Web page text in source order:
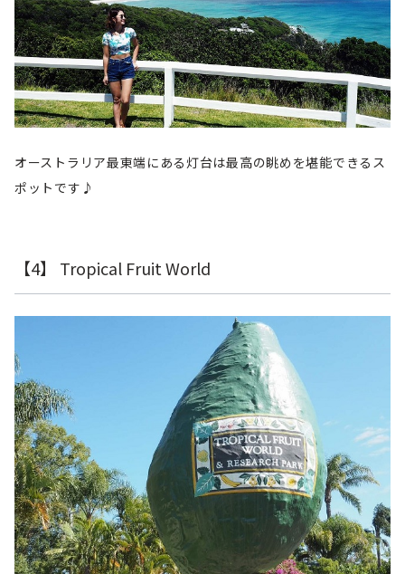
オーストラリア最東端にある灯台は最高の眺めを堪能できるス
ポットです♪
【4】 Tropical Fruit World